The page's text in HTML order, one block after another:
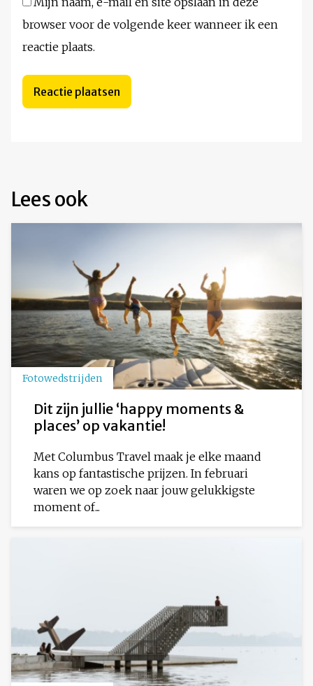
browser voor de volgende keer wanneer ik een
reactie plaats.
Lees ook
Fotowedstrijden
Dit zijn jullie ‘happy moments &
places’ op vakantie!
Met Columbus Travel maak je elke maand
kans op fantastische prijzen. In februari
waren we op zoek naar jouw gelukkigste
moment of...